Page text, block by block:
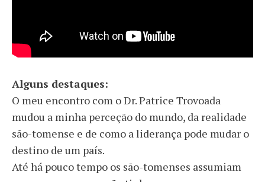
Alguns destaques:
O meu encontro com o Dr. Patrice Trovoada
mudou a minha perceção do mundo, da realidade
são-tomense e de como a liderança pode mudar o
destino de um país.
Até há pouco tempo os são-tomenses assumiam